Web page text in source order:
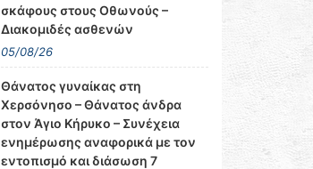
σκάφους στους Οθωνούς –
Διακομιδές ασθενών
05/08/26
Θάνατος γυναίκας στη
Χερσόνησο – Θάνατος άνδρα
στον Άγιο Κήρυκο – Συνέχεια
ενημέρωσης αναφορικά με τον
εντοπισμό και διάσωση 7